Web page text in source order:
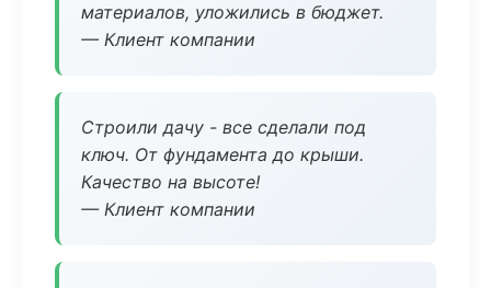
материалов, уложились в бюджет.
— Клиент компании
Строили дачу - все сделали под
ключ. От фундамента до крыши.
Качество на высоте!
— Клиент компании